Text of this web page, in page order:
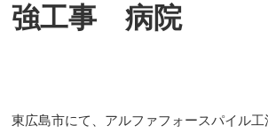
強工事 病院
東広島市にて、アルファフォースパイル